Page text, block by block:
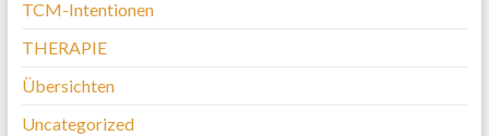
TCM-Intentionen
THERAPIE
Übersichten
Uncategorized